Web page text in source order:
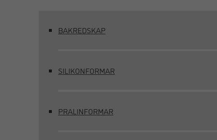
BAKREDSKAP
SILIKONFORMAR
PRALINFORMAR